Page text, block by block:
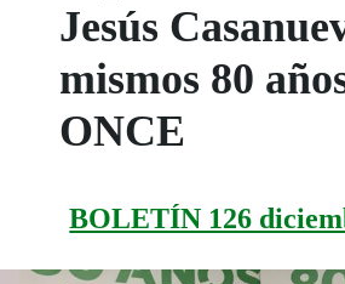
Jesús
mismos 80
ONCE
BOLETÍN 126